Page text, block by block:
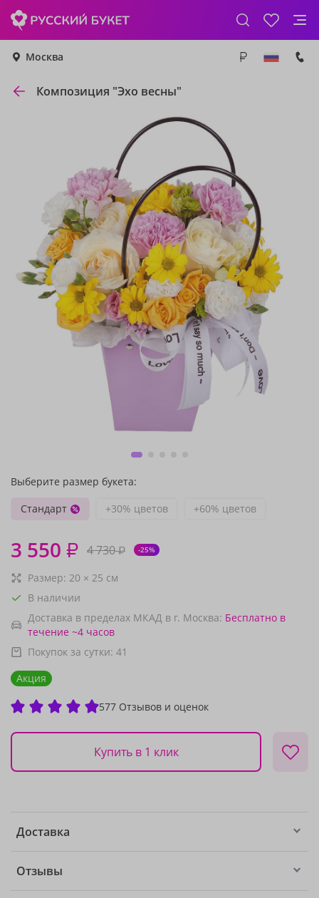
Москва
Композиция "Эхо весны"
Выберите размер букета:
Стандарт
+30% цветов +60% цветов
3 550 ₽ 4 730₽ -25%
Размер: 20 × 25 см
В наличии
Доставка в пределах МКАД в г. Москва: Бесплатно в
течение ~4 часов
Покупок за сутки: 41
Акция
577 Отзывов и оценок
Купить в 1 клик
Доставка
Отзывы